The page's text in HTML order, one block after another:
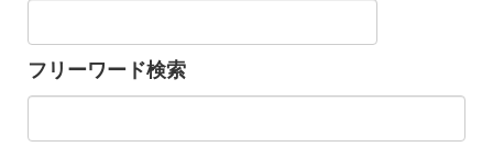
フリーワード検索